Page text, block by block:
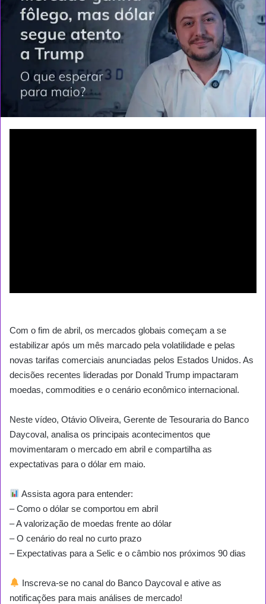
Com o fim de abril, os mercados globais começam a se
estabilizar após um mês marcado pela volatilidade e pelas
novas tarifas comerciais anunciadas pelos Estados Unidos. As
decisões recentes lideradas por Donald Trump impactaram
moedas, commodities e o cenário econômico internacional.
Neste vídeo, Otávio Oliveira, Gerente de Tesouraria do Banco
Daycoval, analisa os principais acontecimentos que
movimentaram o mercado em abril e compartilha as
expectativas para o dólar em maio.
Assista agora para entender:
– Como o dólar se comportou em abril
– A valorização de moedas frente ao dólar
– O cenário do real no curto prazo
– Expectativas para a Selic e o câmbio nos próximos 90 dias
Inscreva-se no canal do Banco Daycoval e ative as
notificações para mais análises de mercado!